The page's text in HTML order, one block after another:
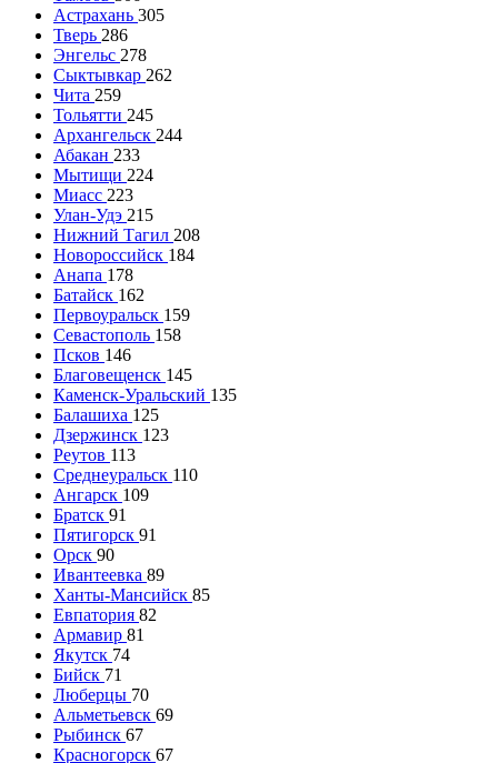
Астрахань 305
Тверь 286
Энгельс 278
Сыктывкар 262
Чита 259
Тольятти 245
Архангельск 244
Абакан 233
Мытищи 224
Миасс 223
Улан-Удэ 215
Нижний Тагил 208
Новороссийск 184
Анапа 178
Батайск 162
Первоуральск 159
Севастополь 158
Псков 146
Благовещенск 145
Каменск-Уральский 135
Балашиха 125
Дзержинск 123
Реутов 113
Среднеуральск 110
Ангарск 109
Братск 91
Пятигорск 91
Орск 90
Ивантеевка 89
Ханты-Мансийск 85
Евпатория 82
Армавир 81
Якутск 74
Бийск 71
Люберцы 70
Альметьевск 69
Рыбинск 67
Красногорск 67